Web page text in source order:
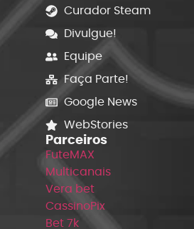
Curador Steam
Divulgue!
Equipe
Faça Parte!
Google News
WebStories
Parceiros
FuteMAX
Multicanais
Vera bet
CassinoPix
Bet 7k